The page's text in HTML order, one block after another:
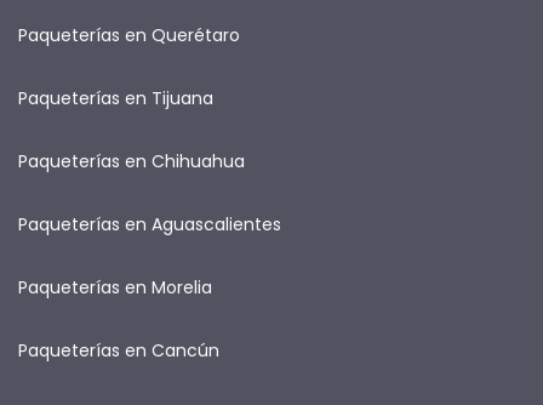
Paqueterías en Querétaro
Paqueterías en Tijuana
Paqueterías en Chihuahua
Paqueterías en Aguascalientes
Paqueterías en Morelia
Paqueterías en Cancún